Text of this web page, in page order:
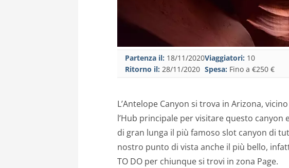
Partenza il: 18/11/2020
Ritorno il: 28/11/2020
Viaggiatori: 10
Spesa: Fino a €250 €
L’Antelope Canyon si trova in Arizona,
l’Hub principale per visitare questo canyon
di gran lunga il più famoso slot canyon di
nostro punto di vista anche il più bello,
TO DO per chiunque si trovi in zona Page.